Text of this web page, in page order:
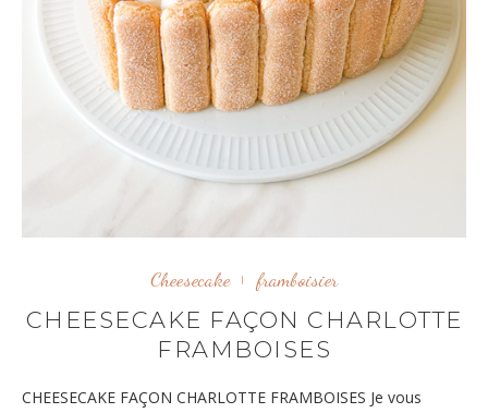
Cheesecake framboisier
CHEESECAKE FAÇON CHARLOTTE
FRAMBOISES
CHEESECAKE FAÇON CHARLOTTE FRAMBOISES Je vous